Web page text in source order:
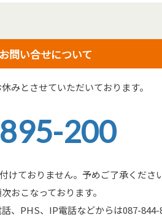
お問い合せについて
みとさせていただいております。
200
けておりません。予めご了承くださ
おこなっております。
、PHS、IP電話などからは087-844-